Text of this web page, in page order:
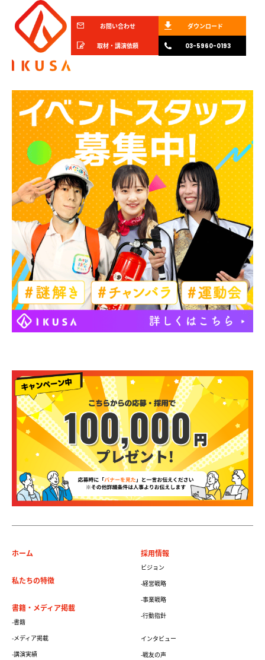
お問い合わせ ダウンロード
取材・講演依頼 03-5960-0193
ホーム
私たちの特徴
書籍・メディア掲載
-書籍
-メディア掲載
-講演実績
採用情報
ビジョン
-経営戦略
-事業戦略
-行動指針
インタビュー
-戦友の声